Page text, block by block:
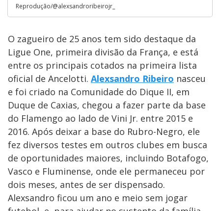
Reprodução/@alexsandroribeirojr_
O zagueiro de 25 anos tem sido destaque da
Ligue One, primeira divisão da França, e está
entre os principais cotados na primeira lista
oficial de Ancelotti. Alexsandro Ribeiro nasceu
e foi criado na Comunidade do Dique II, em
Duque de Caxias, chegou a fazer parte da base
do Flamengo ao lado de Vini Jr. entre 2015 e
2016. Após deixar a base do Rubro-Negro, ele
fez diversos testes em outros clubes em busca
de oportunidades maiores, incluindo Botafogo,
Vasco e Fluminense, onde ele permaneceu por
dois meses, antes de ser dispensado.
Alexsandro ficou um ano e meio sem jogar